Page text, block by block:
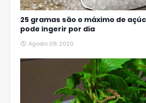
25 gramas são o máximo de
pode ingerir por dia
Agosto 08, 2020